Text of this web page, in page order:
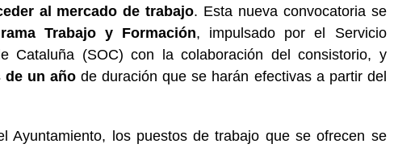
al mercado de trabajo. Esta nueva convocatoria se
Trabajo y Formación, impulsado por el Servicio
Cataluña (SOC) con la colaboración del consistorio, y
de un año de duración que se harán efectivas a partir del
Ayuntamiento, los puestos de trabajo que se ofrecen se